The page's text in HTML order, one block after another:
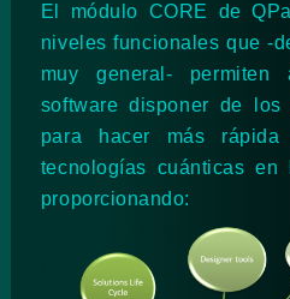
El módulo CORE de
niveles funcionales que -
muy general-
software disponer de los
para hacer más
tecnologías cuánticas en
proporcionando: